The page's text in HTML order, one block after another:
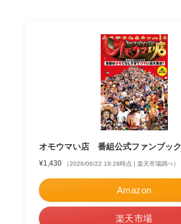
オモウマい店 番組公式ファンブック
¥1,430 （2026/06/22 19:28時点 | 楽天市場調べ）
Amazon
楽天市場